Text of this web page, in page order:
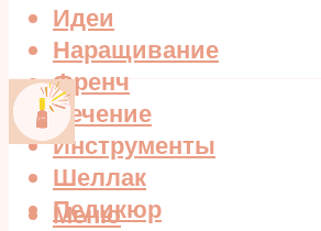
Идеи
Наращивание
Френч
Лечение
Инструменты
Шеллак
Педикюр
Меню